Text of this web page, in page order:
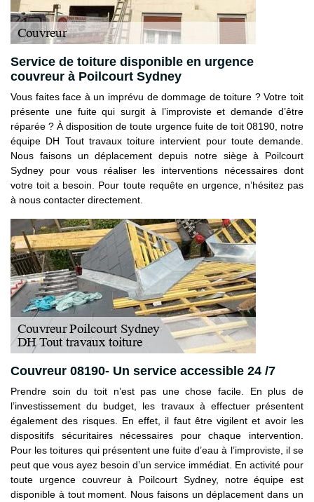
Service de toiture disponible en urgence
couvreur à Poilcourt Sydney
Vous faites face à un imprévu de dommage de toiture ? Votre toit
présente une fuite qui surgit à l’improviste et demande d’être
réparée ? À disposition de toute urgence fuite de toit 08190, notre
équipe DH Tout travaux toiture intervient pour toute demande.
Nous faisons un déplacement depuis notre siège à Poilcourt
Sydney pour vous réaliser les interventions nécessaires dont
votre toit a besoin. Pour toute requête en urgence, n’hésitez pas
à nous contacter directement.
Couvreur 08190- Un service accessible 24 /7
Prendre soin du toit n’est pas une chose facile. En plus de
l’investissement du budget, les travaux à effectuer présentent
également des risques. En effet, il faut être vigilent et avoir les
dispositifs sécuritaires nécessaires pour chaque intervention.
Pour les toitures qui présentent une fuite d’eau à l’improviste, il se
peut que vous ayez besoin d’un service immédiat. En activité pour
toute urgence couvreur à Poilcourt Sydney, notre équipe est
disponible à tout moment. Nous faisons un déplacement dans un